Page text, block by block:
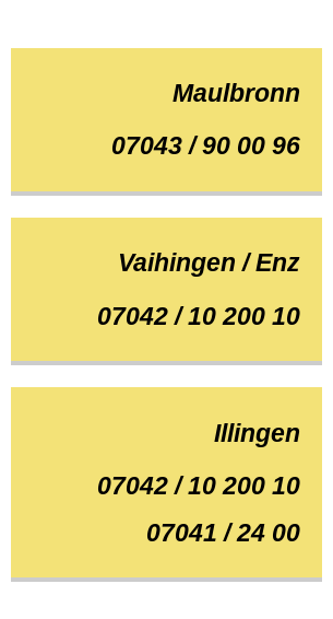
Maulbronn
07043 / 90 00 96
Vaihingen / Enz
07042 / 10 200 10
Illingen
07042 / 10 200 10
07041 / 24 00